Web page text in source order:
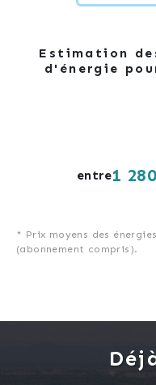
Estimation
d'énergie
entre1
* Prix moyens des
(abonnement compris).